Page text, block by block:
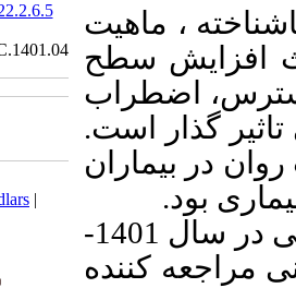
20.1001.1.20084676.1404.22.2.6.5
Ethics code:
IR.MUMS.DENTISTRY.REC.1401.04
Download citation:
BibTeX
EndNote|Medlars
Reference Manager|
Send citation to:
Mendeley
Zotero